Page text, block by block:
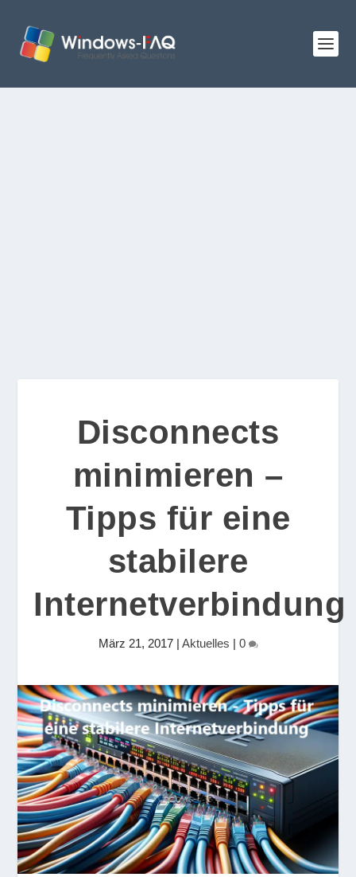
Disconnects
minimieren –
Tipps für eine
stabilere
Internetverbindung
März 21, 2017| Aktuelles | 0